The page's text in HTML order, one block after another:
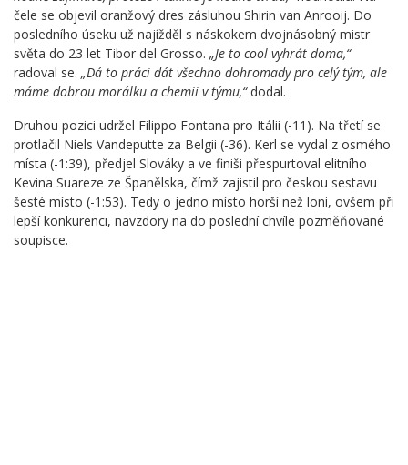
čele se objevil oranžový dres zásluhou Shirin van Anrooij. Do
posledního úseku už najížděl s náskokem dvojnásobný mistr
světa do 23 let Tibor del Grosso. „Je to cool vyhrát doma,“
radoval se. „Dá to práci dát všechno dohromady pro celý tým, ale
máme dobrou morálku a chemii v týmu,“dodal.
Druhou pozici udržel Filippo Fontana pro Itálii (-11). Na třetí se
protlačil Niels Vandeputte za Belgii (-36). Kerl se vydal z osmého
místa (-1:39), předjel Slováky a ve finiši přespurtoval elitního
Kevina Suareze ze Španělska, čímž zajistil pro českou sestavu
šesté místo (-1:53). Tedy o jedno místo horší než loni, ovšem při
lepší konkurenci, navzdory na do poslední chvíle pozměňované
soupisce.